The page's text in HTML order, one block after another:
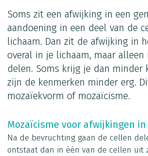
Soms zit een afwijking in een
aandoening in een deel van de
lichaam. Dan zit de afwijking in
overal in je lichaam, maar alleen
delen. Soms krijg je dan minder
zijn de kenmerken minder erg.
mozaïekvorm of mozaïcisme.
Mozaïcisme voor afwijkingen in
Na de bevruchting gaan de cellen
ontstaat dan in één van de cellen uit